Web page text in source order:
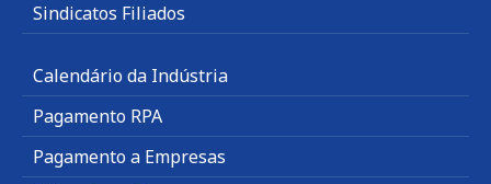
Sindicatos Filiados
Calendário da Indústria
Pagamento RPA
Pagamento a Empresas